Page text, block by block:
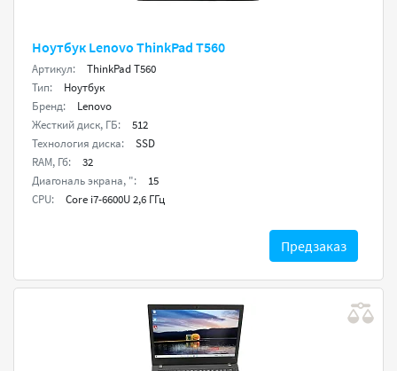
Ноутбук Lenovo ThinkPad T560
Артикул:
ThinkPad T560
Тип:
Ноутбук
Бренд:
Lenovo
Жесткий диск, ГБ:
512
Технология диска:
SSD
RAM, Гб:
32
Диагональ экрана, ":
15
CPU:
Core i7-6600U 2,6 ГГц
Предзаказ